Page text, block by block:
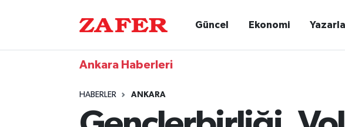
Güncel Ekonomi
Ankara Haberleri
HABERLER ANKARA